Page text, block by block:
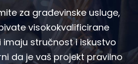
za građevinske usluge,
visokokvalificirane
imaju stručnost i iskustvo
da je vaš projekt pravilno